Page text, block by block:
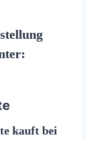
kauft bei